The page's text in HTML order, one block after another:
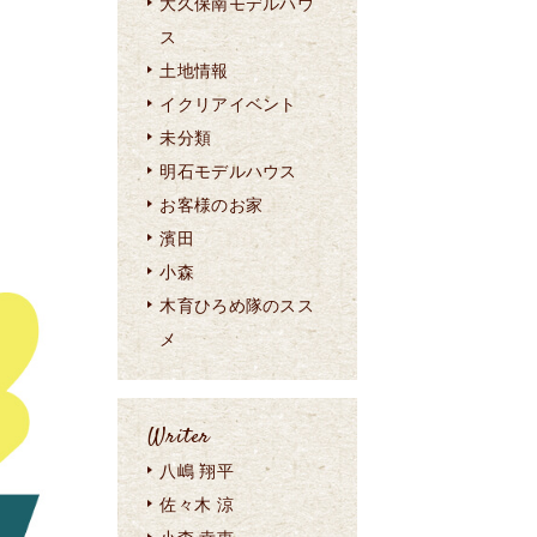
ス
土地情報
イクリアイベント
未分類
明石モデルハウス
お客様のお家
濱田
小森
木育ひろめ隊のスス
メ
Writer
八嶋 翔平
佐々木 涼